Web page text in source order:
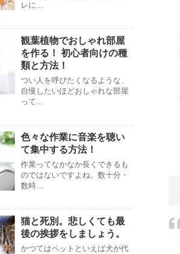
レに...
観葉植物でおしゃれ部屋
を作る！ 初心者向けの種
類と方法！
つい人を呼びたくなるような、
自慢したいほどおしゃれな部屋
って...
色々な作業に音楽を聴い
て集中する方法！
作業ってなかなか長くできるも
のではないですよね。数十分・
数時...
猫と死別。悲しくても最
後の挨拶をしましょう。
かつてはペットといえば犬が代